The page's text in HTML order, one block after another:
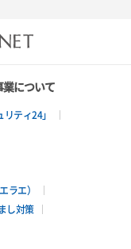
について
ティ24」
ラエ）
し対策